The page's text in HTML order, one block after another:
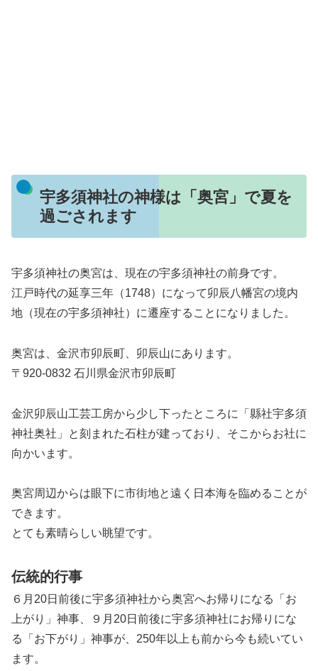
宇多須神社の神様は「奥宮」で夏を
過ごされます
宇多須神社の奥宮は、現在の宇多須神社の前身です。
江戸時代の延享三年（1748）になって卯辰八幡宮の境内
地（現在の宇多須神社）に遷座することになりました。
奥宮は、金沢市卯辰町、卯辰山にあります。
〒920-0832 石川県金沢市卯辰町
金沢卯辰山工芸工房から少し下ったところに「縣社宇多須
神社奥社」と刻まれた石柱が建っており、そこからお社に
向かいます。
奥宮周辺からは眼下に市街地と遠く日本海を臨めることが
できます。
とても素晴らしい眺望です。
伝統的行事
６月20日前後に宇多須神社から奥宮へお帰りになる「お
上がり」神事、９月20日前後に宇多須神社にお帰りにな
る「お下がり」神事が、250年以上も前から今も続いてい
ます。